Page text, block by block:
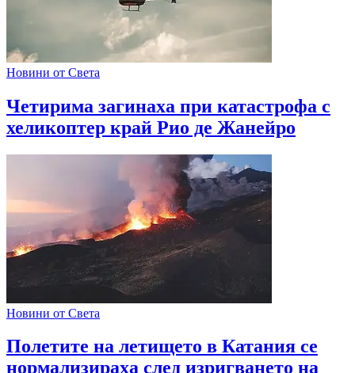
Новини от Света
Четирима загинаха при катастрофа с
хеликоптер край Рио де Жанейро
Новини от Света
Полетите на летището в Катания се
нормализираха след изригването на